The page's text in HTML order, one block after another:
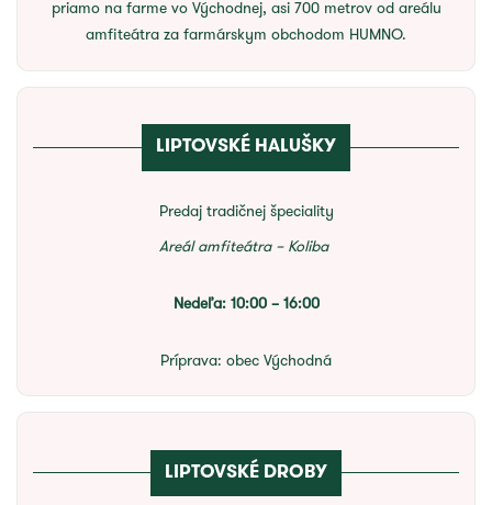
priamo na farme vo Východnej, asi 700 metrov od areálu
amfiteátra za farmárskym obchodom HUMNO.
LIPTOVSKÉ HALUŠKY
Predaj tradičnej špeciality
Areál amfiteátra – Koliba
Nedeľa: 10:00 – 16:00
Príprava: obec Východná
LIPTOVSKÉ DROBY